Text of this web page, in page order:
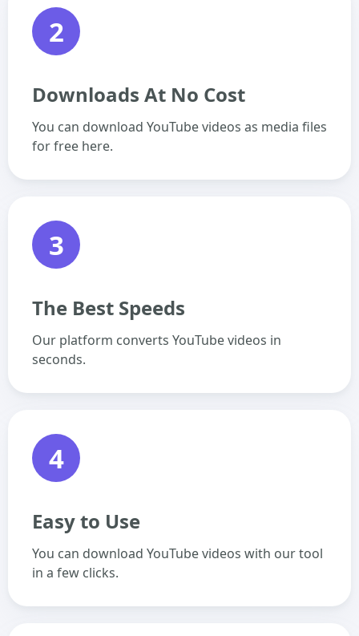
2
Downloads At No Cost
You can download YouTube videos as media files
for free here.
3
The Best Speeds
Our platform converts YouTube videos in
seconds.
4
Easy to Use
You can download YouTube videos with our tool
in a few clicks.